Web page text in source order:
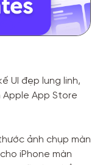
UI đẹp lung linh,
App Store
ảnh chụp màn
iPhone màn